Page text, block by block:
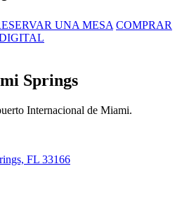
UNA MESA COMPRAR
Springs
Internacional de Miami.
FL 33166